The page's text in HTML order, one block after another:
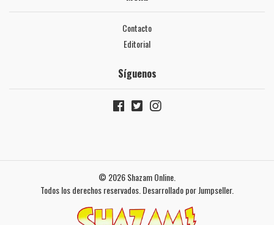
Contacto
Editorial
Síguenos
© 2026 Shazam Online.
Todos los derechos reservados.Desarrollado por Jumpseller.